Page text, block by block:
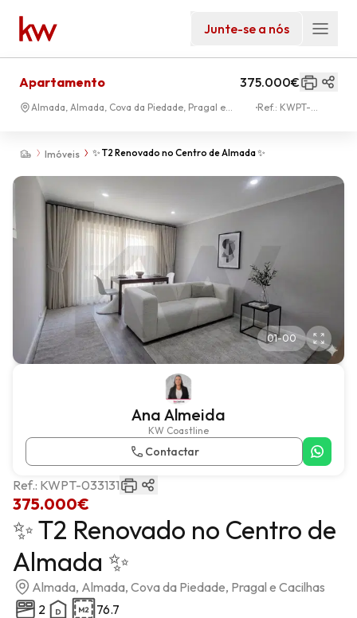
Junte-se a nós
Imóveis ✨ T2 Renovado no Centro de Almada ✨
Apartamento 375.000€
Almada, Almada, Cova da Piedade, Pragal e
Ref.: KWPT-
01-00
Ana Almeida
KW Coastline
Contactar
375.000€
Ref.: KWPT-033131
✨ T2 Renovado no Centro de
Almada ✨
Almada, Almada, Cova da Piedade, Pragal e Cacilhas
2
76.7